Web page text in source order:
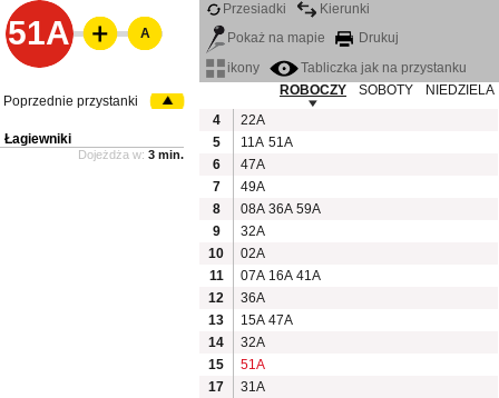
51A
Przesiadki
Kierunki
Pokaż na mapie
Drukuj
ikony
Tabliczka jak na przystanku
ROBOCZY
SOBOTY
NIEDZIELA
4
22A
5
11A 51A
6
47A
7
49A
8
08A 36A 59A
9
32A
10
02A
11
07A 16A 41A
12
36A
13
15A 47A
14
32A
15
51A
17
31A
A
Poprzednie przystanki
Łagiewniki
Dojeżdża w: 3 min.